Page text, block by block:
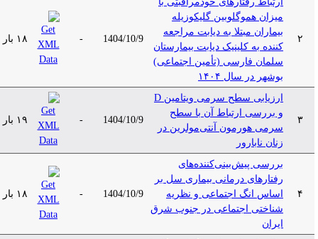
میزان هموگلوبین گلیکوزیله
بیماران مبتلا به دیابت مراجعه
کننده به کلینیک دیابت بیمارستان
سلمان فارسی (تأمین اجتماعی)
بوشهر در سال ۱۴۰۴
1404/10/9 ۱۸ بار
ارزیابی سطح سرمی ویتامین D
و بررسی ارتباط آن با سطح
سرمی هورمون آنتی‌مولرین در
زنان نابارور
1404/10/9 ۱۹ بار
بررسی پیش‌بینی‌کننده‌های
رفتارهای درمانی بیماری سل بر
اساس انگ اجتماعی و نظریه
شناختی اجتماعی در جنوب شرق
ایران
1404/10/9 ۱۸ بار